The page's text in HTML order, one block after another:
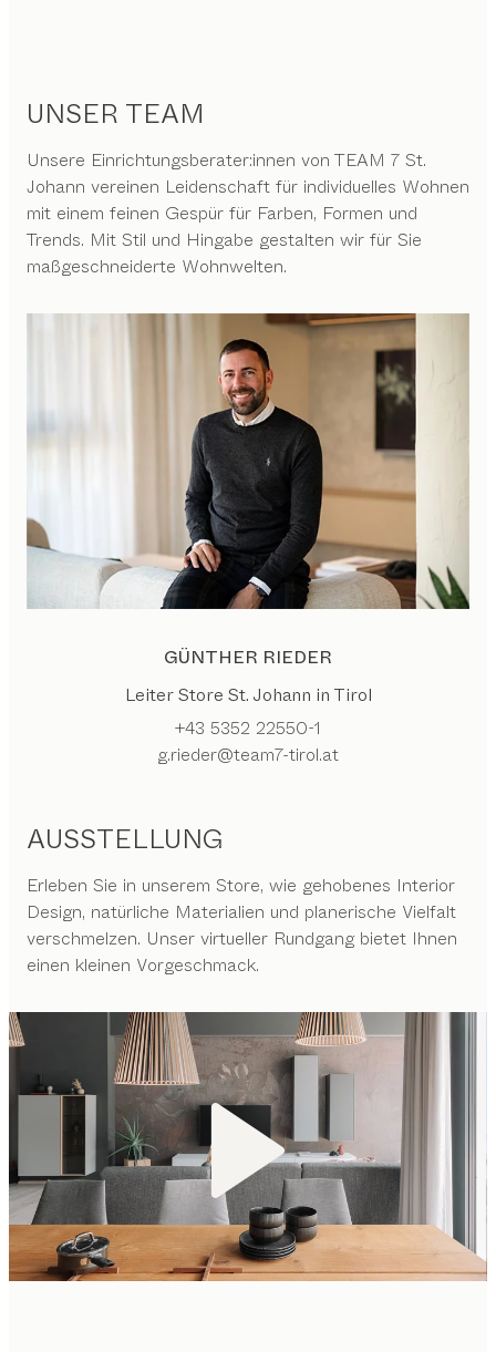
UNSER TEAM
Unsere Einrichtungsberater:innen von TEAM 7 St.
Johann vereinen Leidenschaft für individuelles Wohnen
mit einem feinen Gespür für Farben, Formen und
Trends. Mit Stil und Hingabe gestalten wir für Sie
maßgeschneiderte Wohnwelten.
GÜNTHER RIEDER
Leiter Store St. Johann in Tirol
+43 5352 22550-1
g.rieder@team7-tirol.at
AUSSTELLUNG
Erleben Sie in unserem Store, wie gehobenes Interior
Design, natürliche Materialien und planerische Vielfalt
verschmelzen. Unser virtueller Rundgang bietet Ihnen
einen kleinen Vorgeschmack.